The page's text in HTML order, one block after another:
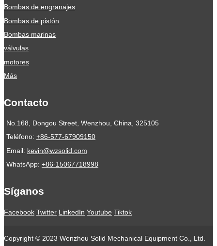
Bombas de engranajes
Bombas de pistón
Bombas marinas
válvulas
motores
Más
Contacto
No.168, Dongou Street, Wenzhou, China, 325105
Teléfono: +86-577-67909150
Email: kevin@wzsolid.com
WhatsApp: +86-15067718998
Síganos
Facebook Twitter LinkedIn Youtube Tiktok
Copyright © 2023 Wenzhou Solid Mechanical Equipment Co., Ltd.